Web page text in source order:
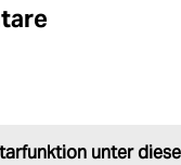
unter